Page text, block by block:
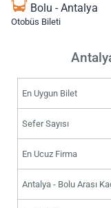
Bolu - Antalya
Otobüs Bileti
En Uygun Bilet
Sefer Sayısı
En Ucuz Firma
Antalya - Bolu Arası